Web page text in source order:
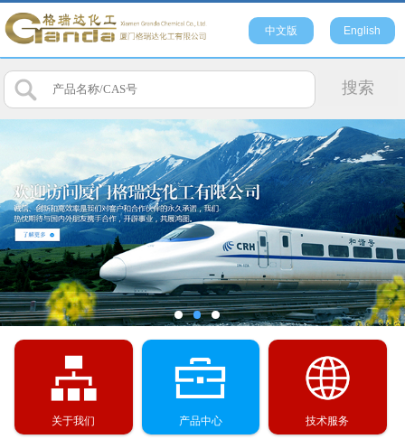
中文版 English
关于我们 产品中心 技术服务